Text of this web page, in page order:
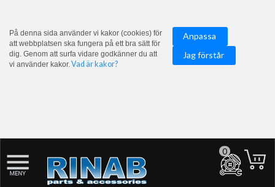
På denna sida använder vi kakor (cookies) för
att webbplatsen ska fungera på ett bra sätt för
dig. Genom att surfa vidare godkänner du att
vi använder kakor.Vad är kakor?
Anpassa
Jag förstår
0